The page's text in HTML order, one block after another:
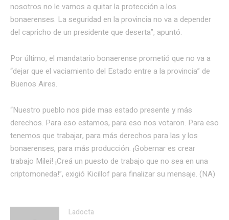
nosotros no le vamos a quitar la protección a los
bonaerenses. La seguridad en la provincia no va a depender
del capricho de un presidente que deserta”, apuntó.
Por último, el mandatario bonaerense prometió que no va a
“dejar que el vaciamiento del Estado entre a la provincia” de
Buenos Aires.
“Nuestro pueblo nos pide mas estado presente y más
derechos. Para eso estamos, para eso nos votaron. Para eso
tenemos que trabajar, para más derechos para las y los
bonaerenses, para más producción. ¡Gobernar es crear
trabajo Milei! ¡Creá un puesto de trabajo que no sea en una
criptomoneda!”, exigió Kicillof para finalizar su mensaje. (NA)
Ladocta